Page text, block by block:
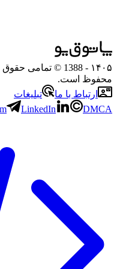
۱۴۰۵
- 1388 © تمامی
محفوظ است.
ارتباط با ما
تبلیغات
LinkedIn DMCA